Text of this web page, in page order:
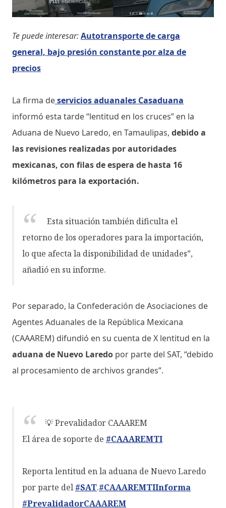
Te puede interesar:Autotransporte de carga
general, bajo presión constante por alza de
precios
La firma deservicios aduanales Casaduana
informó esta tarde “lentitud en los cruces” en la
Aduana de Nuevo Laredo, en Tamaulipas, debido a
las revisiones realizadas por autoridades
mexicanas, con filas de espera de hasta 16
kilómetros para la exportación.
Esta situación también dificulta el
retorno de los operadores para la importación,
lo que afecta la disponibilidad de unidades”,
añadió en su informe.
Por separado, la Confederación de Asociaciones de
Agentes Aduanales de la República Mexicana
(CAAAREM) difundió en su cuenta de X lentitud en la
aduana de Nuevo Laredo por parte del SAT, “debido
al procesamiento de archivos grandes”.
💡 Prevalidador CAAAREM
El área de soporte de #CAAAREMTI
Reporta lentitud en la aduana de Nuevo Laredo
por parte del #SAT.#CAAAREMTIInforma
#PrevalidadorCAAAREM